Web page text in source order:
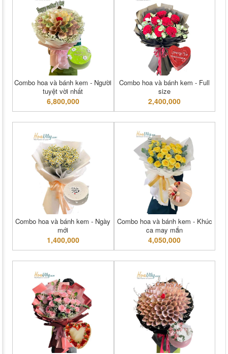
Combo hoa và bánh kem - Người
tuyệt vời nhất
6,800,000
Combo hoa và bánh kem - Full
size
2,400,000
Combo hoa và bánh kem - Ngày
mới
1,400,000
Combo hoa và bánh kem - Khúc
ca may mắn
4,050,000